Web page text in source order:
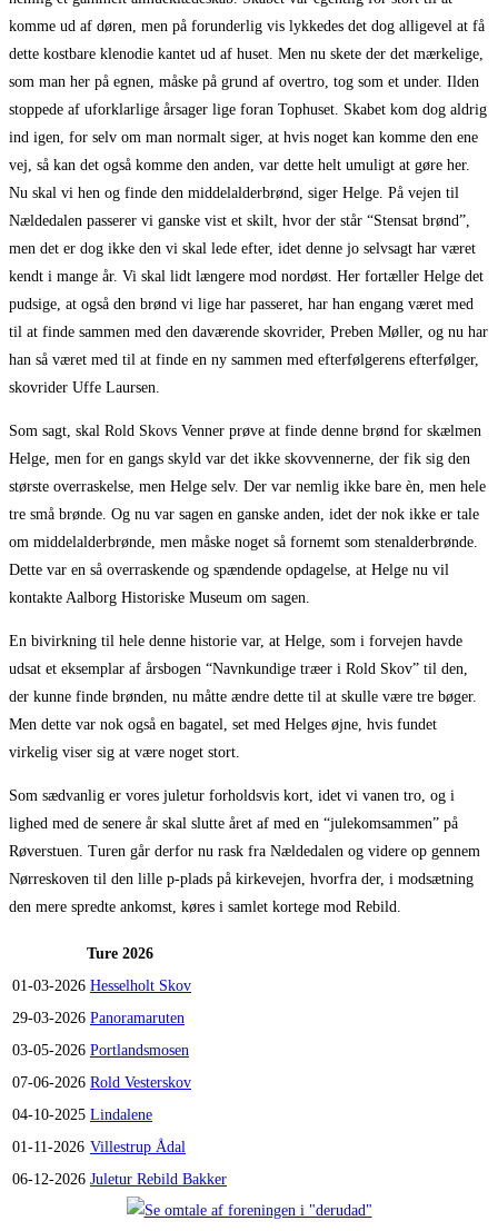
komme ud af døren, men på forunderlig vis lykkedes det dog alligevel at få
dette kostbare klenodie kantet ud af huset. Men nu skete der det mærkelige,
som man her på egnen, måske på grund af overtro, tog som et under. Ilden
stoppede af uforklarlige årsager lige foran Tophuset. Skabet kom dog aldrig
ind igen, for selv om man normalt siger, at hvis noget kan komme den ene
vej, så kan det også komme den anden, var dette helt umuligt at gøre her.
Nu skal vi hen og finde den middelalderbrønd, siger Helge. På vejen til
Nældedalen passerer vi ganske vist et skilt, hvor der står “Stensat brønd”,
men det er dog ikke den vi skal lede efter, idet denne jo selvsagt har været
kendt i mange år. Vi skal lidt længere mod nordøst. Her fortæller Helge det
pudsige, at også den brønd vi lige har passeret, har han engang været med
til at finde sammen med den daværende skovrider, Preben Møller, og nu har
han så været med til at finde en ny sammen med efterfølgerens efterfølger,
skovrider Uffe Laursen.
Som sagt, skal Rold Skovs Venner prøve at finde denne brønd for skælmen
Helge, men for en gangs skyld var det ikke skovvennerne, der fik sig den
største overraskelse, men Helge selv. Der var nemlig ikke bare èn, men hele
tre små brønde. Og nu var sagen en ganske anden, idet der nok ikke er tale
om middelalderbrønde, men måske noget så fornemt som stenalderbrønde.
Dette var en så overraskende og spændende opdagelse, at Helge nu vil
kontakte Aalborg Historiske Museum om sagen.
En bivirkning til hele denne historie var, at Helge, som i forvejen havde
udsat et eksemplar af årsbogen “Navnkundige træer i Rold Skov” til den,
der kunne finde brønden, nu måtte ændre dette til at skulle være tre bøger.
Men dette var nok også en bagatel, set med Helges øjne, hvis fundet
virkelig viser sig at være noget stort.
Som sædvanlig er vores juletur forholdsvis kort, idet vi vanen tro, og i
lighed med de senere år skal slutte året af med en “julekomsammen” på
Røverstuen. Turen går derfor nu rask fra Nældedalen og videre op gennem
Nørreskoven til den lille p-plads på kirkevejen, hvorfra der, i modsætning
den mere spredte ankomst, køres i samlet kortege mod Rebild.
Ture 2026
01-03-2026 Hesselholt Skov
29-03-2026 Panoramaruten
03-05-2026 Portlandsmosen
07-06-2026 Rold Vesterskov
04-10-2025 Lindalene
01-11-2026 Villestrup Ådal
06-12-2026 Juletur Rebild Bakker